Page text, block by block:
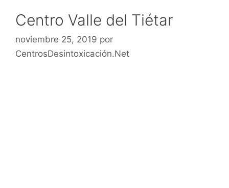
Centro Valle del Tiétar
noviembre 25, 2019 por
CentrosDesintoxicación.Net